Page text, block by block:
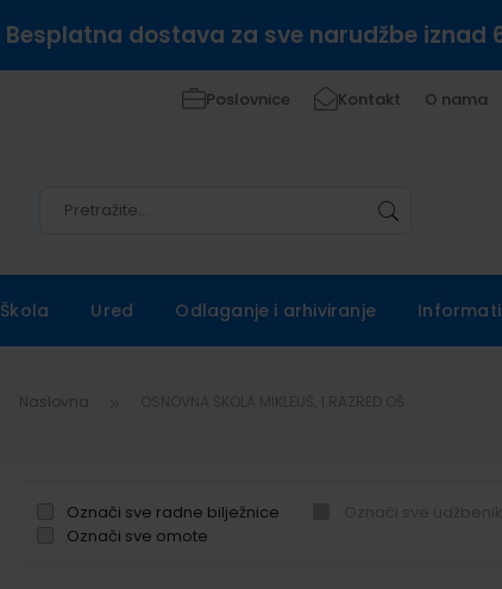
Besplatna dostava za sve narudžbe iznad
Poslovnice Kontakt O nama
Škola Ured Odlaganje i arhiviranje
Naslovna
Označi sve radne bilježnice
Označi sve omote